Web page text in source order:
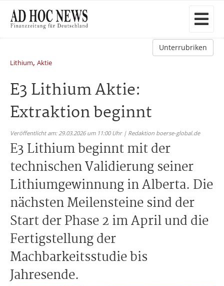
Unterrubriken
Lithium, Aktie
E3 Lithium Aktie:
Extraktion beginnt
Veröffentlicht am: 29.03.2026 um 11:00 Uhr | Redaktion boerse-global.de
E3 Lithium beginnt mit der
technischen Validierung seiner
Lithiumgewinnung in Alberta. Die
nächsten Meilensteine sind der
Start der Phase 2 im April und die
Fertigstellung der
Machbarkeitsstudie bis
Jahresende.